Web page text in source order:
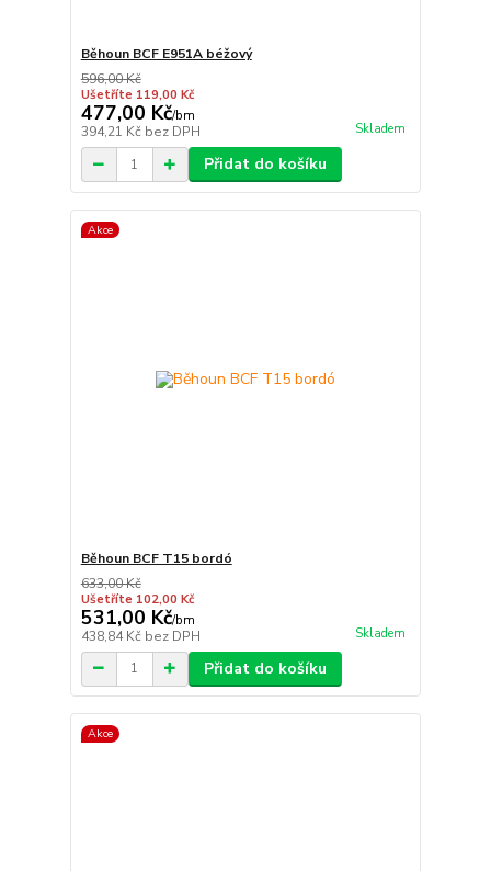
Běhoun BCF E951A béžový
596,00 Kč
Ušetříte 119,00 Kč
477,00 Kč/bm
394,21 Kč bez DPH Skladem
Přidat do košíku
Akce
Běhoun BCF T15 bordó
633,00 Kč
Ušetříte 102,00 Kč
531,00 Kč/bm
438,84 Kč bez DPH Skladem
Přidat do košíku
Akce